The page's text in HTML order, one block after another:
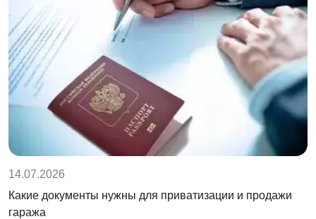
14.07.2026
Какие документы нужны для приватизации и продажи
гаража